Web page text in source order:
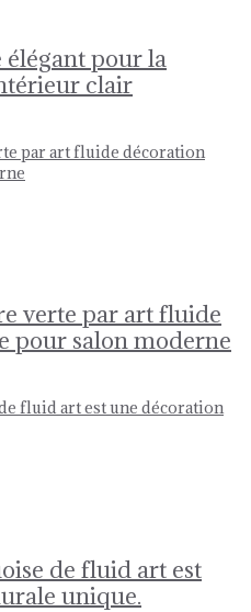
pour la
clair
verte par art fluide
pour salon moderne
de fluid art est
unique.